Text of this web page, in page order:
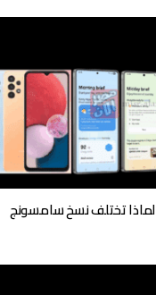
Snapdragon VS Exynos لماذا تختلف نسخ سامسونج